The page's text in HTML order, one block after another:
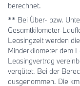
berechnet.
** Bei Über- bzw.
Gesamtkilometer-
Leasingzeit werden
Minderkilometer dem
Leasingvertrag
vergütet. Bei der
ausgenommen. Die